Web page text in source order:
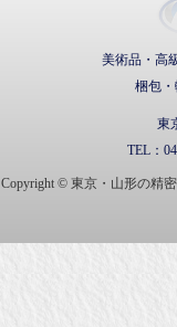
美術品・高
梱包
東
TEL：
Copyright © 東京・山形の精